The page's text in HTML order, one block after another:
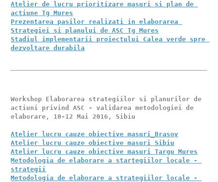
Atelier de lucru prioritizare masuri si plan de
actiune Tg Mures
Prezentarea pasilor realizati in elaborarea
Strategiei si planului de ASC Tg Mures
Stadiul implementarii proiectului Calea verde spre
dezvoltare durabila
Workshop Elaborarea strategiilor si planurilor de
actiuni privind ASC - validarea metodologiei de
elaborare, 10-12 Mai 2016, Sibiu
Atelier lucru cauze obiective masuri_Brasov
Atelier lucru cauze obiective masuri Sibiu
Atelier lucru cauze obiective masuri Targu Mures
Metodologia de elaborare a startegiilor locale -
strategii
Metodologia de elaborare a strategiilor locale -